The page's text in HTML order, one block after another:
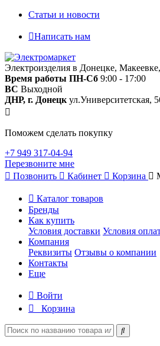
Статьи и новости
Написать нам
Электроизделия в Донецке,
Время работы ПН-Сб 9:00 - 17:00
ВС Выходной
ДНР, г. Донецк ул.Университетская,
Поможем сделать покупку
+7 949 317-04-94
Перезвоните мне
Позвонить
Кабинет Корзина
Каталог товаров
Бренды
Как купить
Условия доставки Условия
Компания
Реквизиты Отзывы о компании
Контакты
Еще
Войти
Корзина